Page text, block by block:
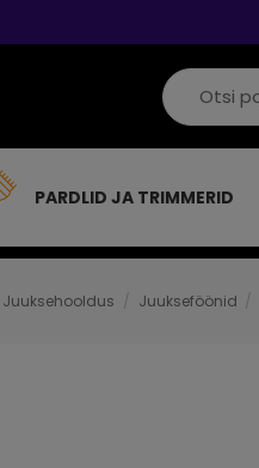
PARDLID JA TRIMMERID
Juuksehooldus Juukseföönid